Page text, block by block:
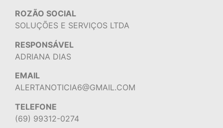
ROZÃO SOCIAL
SOLUÇÕES E SERVIÇOS LTDA
RESPONSÁVEL
ADRIANA DIAS
EMAIL
ALERTANOTICIA6@GMAIL.COM
TELEFONE
(69) 99312-0274